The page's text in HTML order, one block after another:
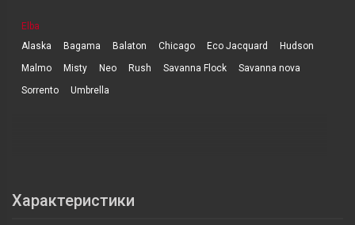
Elba
Alaska
Bagama Balaton Chicago Eco Jacquard
Hudson
Malmo
Misty Neo Rush Savanna Flock
Savanna nova
Sorrento
Umbrella
Характеристики